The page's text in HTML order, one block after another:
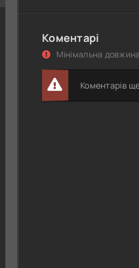
Коментарі
Мінімальна
Коментарів